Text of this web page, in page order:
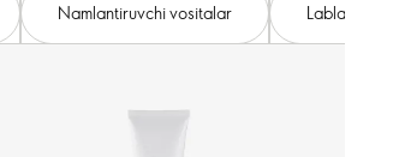
Namlantiruvchi vositalar Lablarni